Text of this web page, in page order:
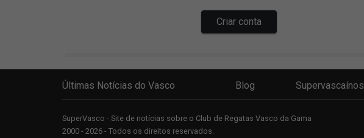
Últimas Notícias do Vasco Blog Supervascaínos
SuperVasco - Site de notícias sobre o Club de Regatas Vasco da Gama
2000 - 2026 - Todos os direitos reservados.